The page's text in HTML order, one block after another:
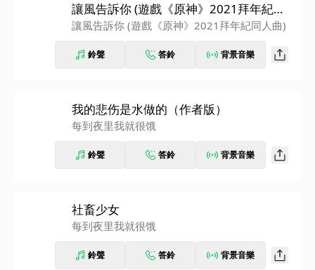
讓風告訴你 (遊戲《原神》2021拜年紀同
人曲)
讓風告訴你 (遊戲《原神》2021拜年紀同人曲)
鈴聲 答鈴 背景音樂
我的悲伤是水做的（作者版）
每到夜里我就很饿
鈴聲 答鈴 背景音樂
社畜少女
每到夜里我就很饿
鈴聲 答鈴 背景音樂